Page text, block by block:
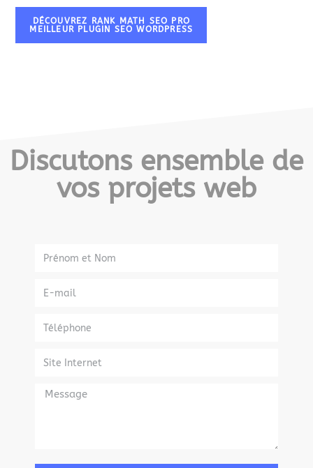
DÉCOUVREZ RANK MATH SEO PRO
MEILLEUR PLUGIN SEO WORDPRESS
Discutons ensemble de
vos projets web